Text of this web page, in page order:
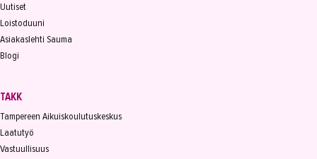
Uutiset
Loistoduuni
Asiakaslehti Sauma
Blogi
TAKK
Tampereen Aikuiskoulutuskeskus
Laatutyö
Vastuullisuus